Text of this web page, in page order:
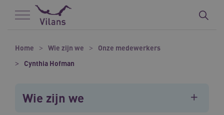
Naar hoofdinhoud
Naar footer
Home Wie zijn we
Onze medewerkers
Cynthia Hofman
Wie zijn we